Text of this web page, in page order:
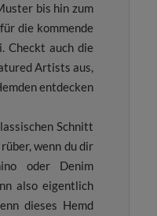
bis hin zum
die kommende
Checkt auch die
Artists aus,
entdecken
Schnitt
wenn du dir
oder Denim
also eigentlich
dieses Hemd